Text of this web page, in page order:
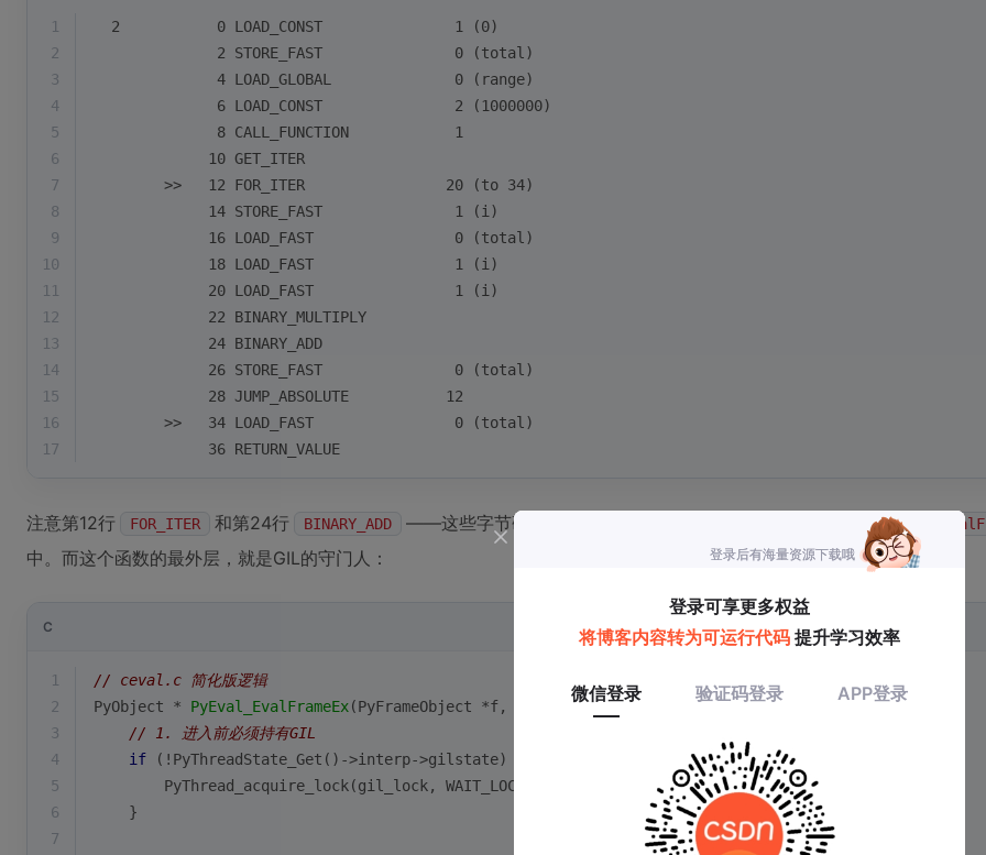
1
  2           0 LOAD_CONST               1 (0)
2
              2 STORE_FAST               0 (total)
3
              4 LOAD_GLOBAL              0 (range)
4
              6 LOAD_CONST               2 (1000000)
5
              8 CALL_FUNCTION            1
6
             10 GET_ITER
7
        >>   12 FOR_ITER                20 (to 34)
8
             14 STORE_FAST               1 (i)
9
             16 LOAD_FAST                0 (total)
10
             18 LOAD_FAST                1 (i)
11
             20 LOAD_FAST                1 (i)
12
             22 BINARY_MULTIPLY
13
             24 BINARY_ADD
14
             26 STORE_FAST               0 (total)
15
             28 JUMP_ABSOLUTE           12
16
        >>   34 LOAD_FAST                0 (total)
17
             36 RETURN_VALUE
注意第12行 FOR_ITER 和第24行 BINARY_ADD ——这些字节码指令的执行，全部包裹在CPython的主循环
中。而这个函数的最外层，就是GIL的守门人：
C
1
// ceval.c 简化版逻辑
2
PyObject * PyEval_EvalFrameEx(PyFrameObject *f, throwflag)
3
// 1. 进入前必须持有GIL
4
if (!PyThreadState_Get()->interp->gilstate) {
5
        PyThread_acquire_lock(gil_lock, WAIT_LOCK);
6
    }
7